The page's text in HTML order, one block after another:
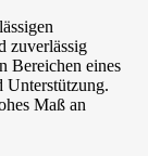
zuverlässig
Bereichen eines
Unterstützung.
Maß an